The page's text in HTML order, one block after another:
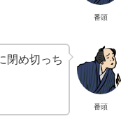
番頭
番頭
閉め切っち